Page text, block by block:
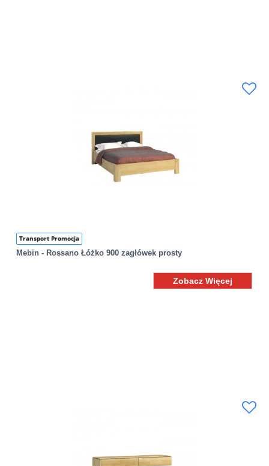
Transport Promocja
Mebin - Rossano Łóżko 900 zagłówek prosty
Zobacz Więcej